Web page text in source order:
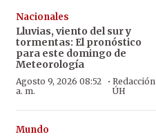
Nacionales
Lluvias, viento del sur y
tormentas: El pronóstico
para este domingo de
Meteorología
Agosto 9, 2026 08:52
a. m.
· Redacción
ÚH
Mundo